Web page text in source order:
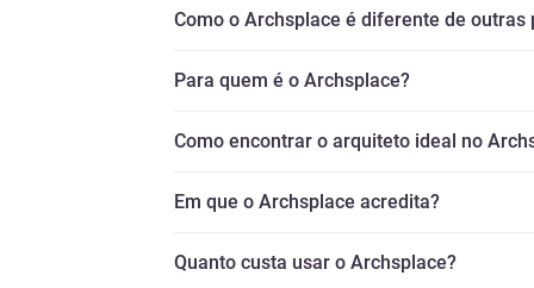
Como o Archsplace é diferente de outras
Para quem é o Archsplace?
Como encontrar o arquiteto ideal no
Em que o Archsplace acredita?
Quanto custa usar o Archsplace?